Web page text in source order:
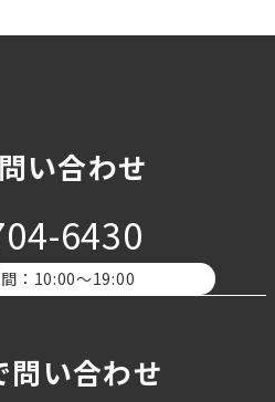
い合わせ
6430
：10:00〜19:00
問い合わせ